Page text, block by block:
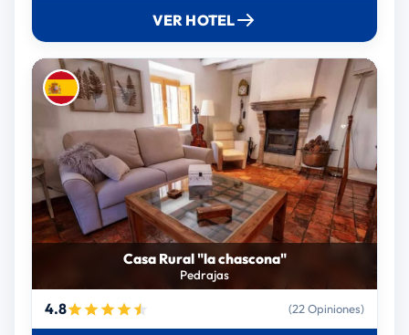
VER HOTEL
Casa Rural "la chascona"
Pedrajas
4.8 (22 Opiniones)